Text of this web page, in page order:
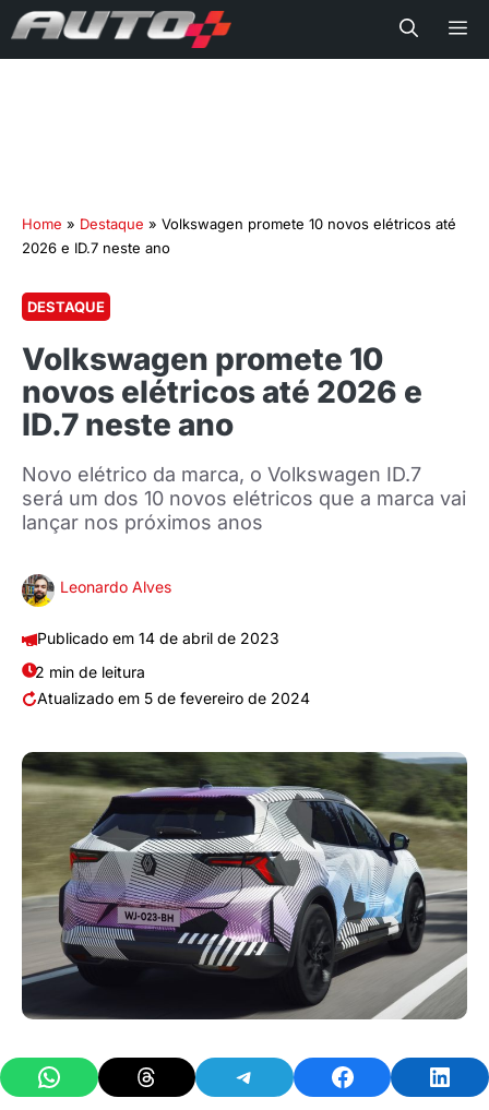
Home » Destaque » Volkswagen promete 10 novos elétricos até
2026 e ID.7 neste ano
DESTAQUE
Volkswagen promete 10
novos elétricos até 2026 e
ID.7 neste ano
Novo elétrico da marca, o Volkswagen ID.7
será um dos 10 novos elétricos que a marca vai
lançar nos próximos anos
Leonardo Alves
14 de abril de 2023
2 min de leitura
5 de fevereiro de 2024
Share on WhatsAppShare on ThreadsShare on TelegramShare on Facebook